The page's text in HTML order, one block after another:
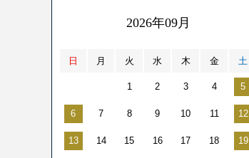
2026年09月
日 月 火 水 木 金 土
1 2 3 4 5
6 7 8 9 10 11 12
13 14 15 16 17 18 19